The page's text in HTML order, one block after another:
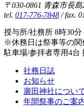
〒030-0861 青森市長
tel. 017-776-7848 / fax.
授与所/社務所 8時30分
※休務日は祭事等の関
駐車場/参拝者専用4台
社務日誌
お知らせ
廣田神社につい
年間祭事のご案